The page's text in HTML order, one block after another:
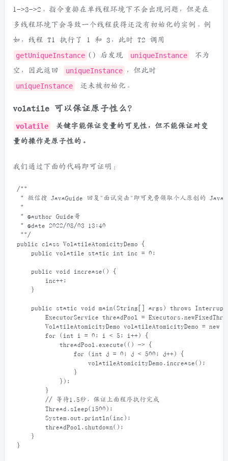
1->3->2。指令重排在单线程环境下不会出现问题，但是在
多线程环境下会导致一个线程获得还没有初始化的实例。例
如，线程 T1 执行了 1 和 3，此时 T2 调用
getUniqueInstance () 后发现 uniqueInstance
不为
空，因此返回
uniqueInstance ，但此时
uniqueInstance 还未被初始化。
volatile 可以保证原子性么？
volatile
关键字能保证变量的可见性，但不能保证对变
量的操作是原子性的。
我们通过下面的代码即可证明：
/**
* 微信搜 JavaGuide 回复"面试突击"即可免费领取个人原创的 Java
*
* @author Guide哥
* @date 2022/08/03 13:40
**/
public
class VolatileAtomicityDemo {
public
volatile static int inc = 0 ;
public void increase() {
inc++;
}
public static void main(String args ) throws
ExecutorService
threadPool = Executors .
VolatileAtomicityDemo
volatileAtomicityDemo = new
for ( int i = 0 ; i < 5 ; i ++) {
threadPool .execute(() -> {
for ( int j = 0 ; j < 500 ; j++) {
volatileAtomicityDemo . increase();
}
});
}
// 等待1.5秒，保证上面程序执行完成
Thread . sleep( 1500 );
System .out .println( inc );
threadPool . shutdown();
}
}